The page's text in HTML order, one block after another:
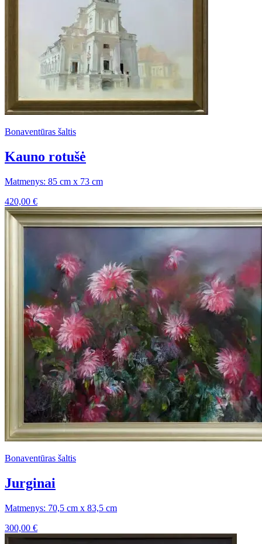
Bonaventūras šaltis
Kauno rotušė
Matmenys: 85 cm x 73 cm
420,00 €
Bonaventūras šaltis
Jurginai
Matmenys: 70,5 cm x 83,5 cm
300,00 €